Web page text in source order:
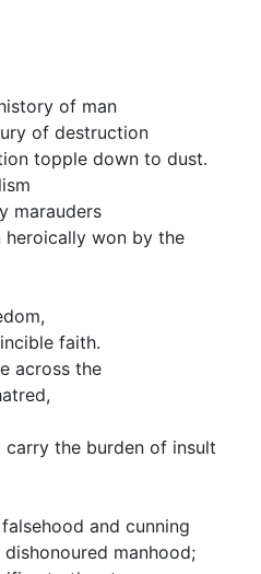
of man
of destruction
topple down to dust.
marauders
heroically won by the
faith.
across the
the burden of insult
and cunning
manhood;